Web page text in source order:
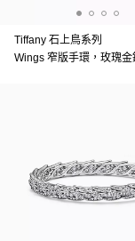
Tiffany 石上鳥系列
Wings 窄版手環，玫瑰金